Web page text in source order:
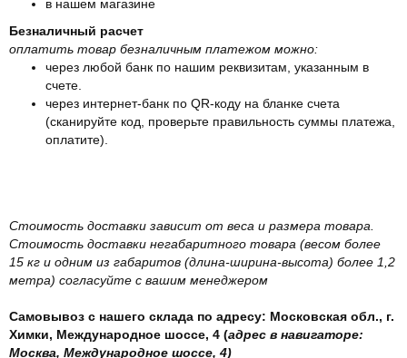
в нашем магазине
Безналичный расчет
оплатить товар безналичным платежом можно:
через любой банк по нашим реквизитам, указанным в
счете.
через интернет-банк по QR-коду на бланке счета
(сканируйте код, проверьте правильность суммы платежа,
оплатите).
Стоимость доставки зависит от веса и размера товара.
Стоимость доставки негабаритного товара (весом более
15 кг и одним из габаритов (длина-ширина-высота) более 1,2
метра) согласуйте с вашим менеджером
Самовывоз с нашего склада по адресу: Московская обл., г.
Химки, Международное шоссе, 4 (адрес в навигаторе:
Москва, Международное шоссе, 4)